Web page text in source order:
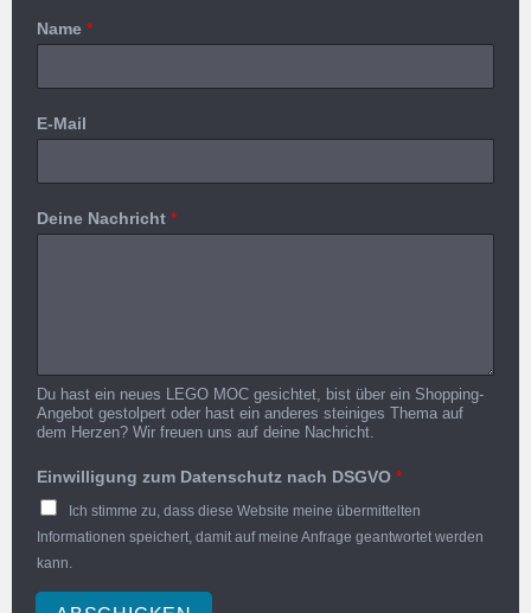
Name *
E-Mail
Deine Nachricht *
Du hast ein neues LEGO MOC gesichtet, bist über ein Shopping-
Angebot gestolpert oder hast ein anderes steiniges Thema auf
dem Herzen? Wir freuen uns auf deine Nachricht.
Einwilligung zum Datenschutz nach DSGVO *
Ich stimme zu, dass diese Website meine übermittelten
Informationen speichert, damit auf meine Anfrage geantwortet werden
kann.